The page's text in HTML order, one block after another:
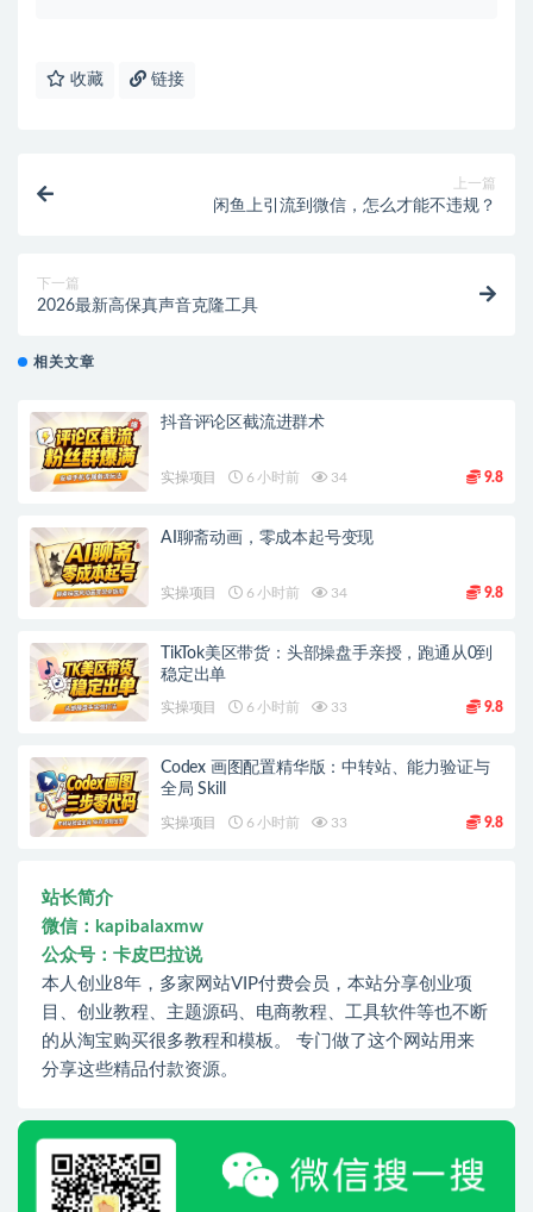
收藏 链接
上一篇
闲鱼上引流到微信，怎么才能不违规？
下一篇
2026最新高保真声音克隆工具
相关文章
抖音评论区截流进群术
实操项目 6 小时前 34 9.8
AI聊斋动画，零成本起号变现
实操项目 6 小时前 34 9.8
TikTok美区带货：头部操盘手亲授，跑通从0到
稳定出单
实操项目 6 小时前 33 9.8
Codex 画图配置精华版：中转站、能力验证与
全局 Skill
实操项目 6 小时前 33 9.8
站长简介
微信：kapibalaxmw
公众号：卡皮巴拉说
本人创业8年，多家网站VIP付费会员，本站分享创业项
目、创业教程、主题源码、电商教程、工具软件等也不断
的从淘宝购买很多教程和模板。 专门做了这个网站用来
分享这些精品付款资源。